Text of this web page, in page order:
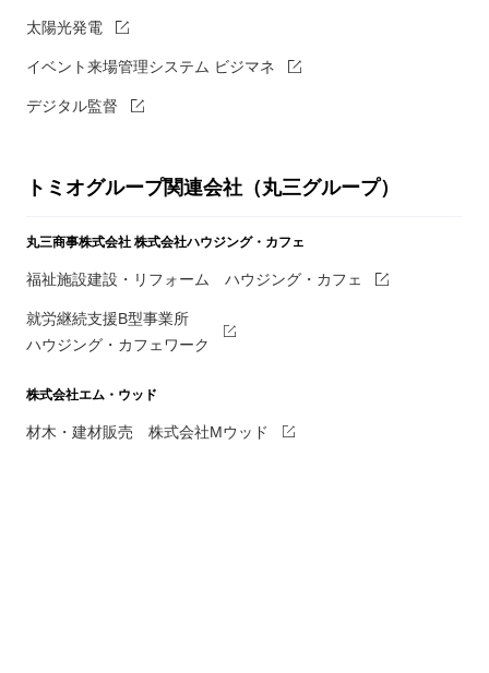
太陽光発電
イベント来場管理システム ビジマネ
デジタル監督
トミオグループ関連会社（丸三グループ）
丸三商事株式会社 株式会社ハウジング・カフェ
福祉施設建設・リフォーム ハウジング・カフェ
就労継続支援B型事業所
ハウジング・カフェワーク
株式会社エム・ウッド
材木・建材販売 株式会社Mウッド